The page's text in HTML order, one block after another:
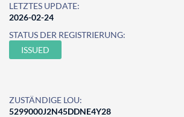
LETZTES UPDATE:
2026-02-24
STATUS DER REGISTRIERUNG:
ISSUED
ZUSTÄNDIGE LOU:
5299000J2N45DDNE4Y28